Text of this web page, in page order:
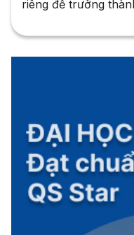
riêng để trưởng